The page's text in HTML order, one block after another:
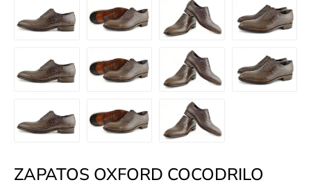
ZAPATOS OXFORD COCODRILO